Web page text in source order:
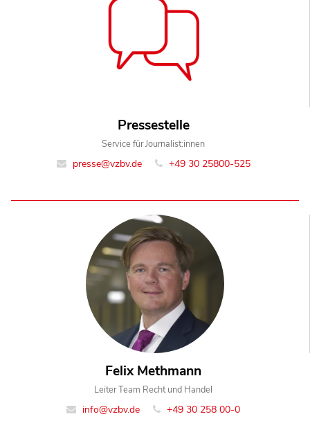
Pressestelle
Service für Journalist:innen
presse@vzbv.de +49 30 25800-525
Felix Methmann
Leiter Team Recht und Handel
info@vzbv.de +49 30 258 00-0